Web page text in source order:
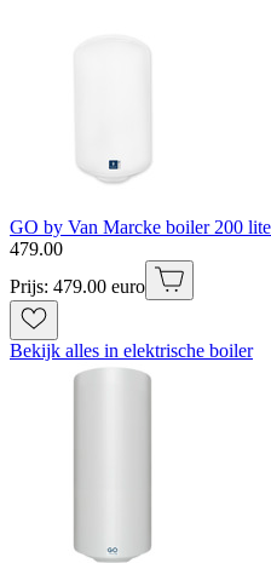
GO by Van Marcke boiler 200
479.00
Prijs: 479.00 euro
Bekijk alles in elektrische boiler